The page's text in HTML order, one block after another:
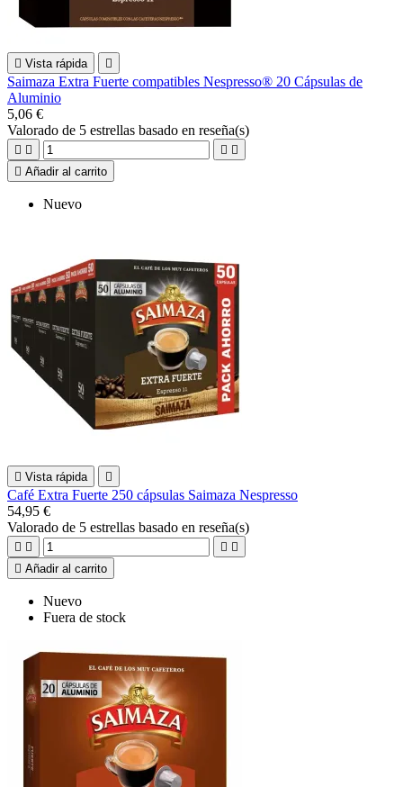
 Vista rápida 
Saimaza Extra Fuerte compatibles Nespresso® 20 Cápsulas de
Aluminio
5,06 €
Valorado de 5 estrellas basado en reseña(s)
   
 Añadir al carrito
Nuevo
 Vista rápida 
Café Extra Fuerte 250 cápsulas Saimaza Nespresso
54,95 €
Valorado de 5 estrellas basado en reseña(s)
   
 Añadir al carrito
Nuevo
Fuera de stock